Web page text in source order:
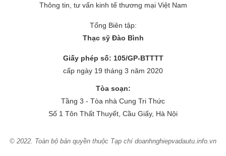
Thông tin, tư vấn kinh tế thương mại Việt Nam
Tổng Biên tập:
Thạc sỹ Đào Bình
Giấy phép số: 105/GP-BTTTT
cấp ngày 19 tháng 3 năm 2020
Tòa soạn:
Tầng 3 - Tòa nhà Cung Tri Thức
Số 1 Tôn Thất Thuyết, Cầu Giấy, Hà Nội
© 2022. Toàn bộ bản quyền thuộc Tạp chí doanhnghiepvadautu.info.vn